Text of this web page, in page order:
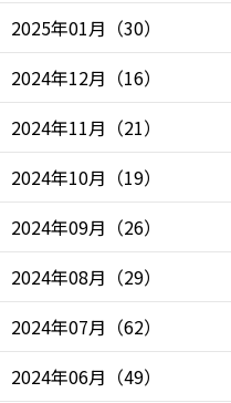
2025年01月 （30）
2024年12月 （16）
2024年11月 （21）
2024年10月 （19）
2024年09月 （26）
2024年08月 （29）
2024年07月 （62）
2024年06月 （49）